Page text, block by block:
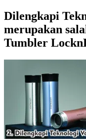
Dilengkapi
merupakan
Tumbler